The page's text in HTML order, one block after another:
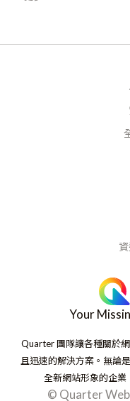
Your
Quarter 團隊讓各種關於
且迅速的解決方案。無論
全新網站形象的企業
© Quarter